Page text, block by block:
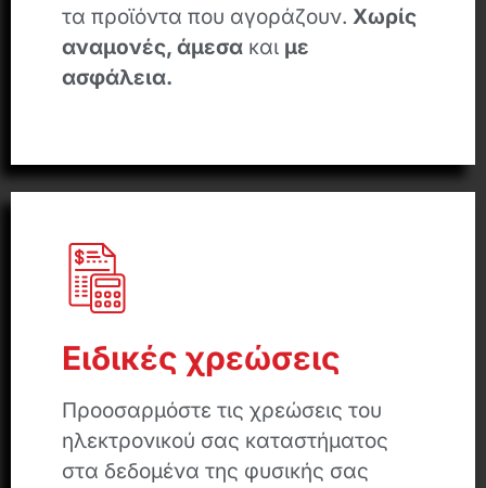
τα προϊόντα που αγοράζουν.Χωρίς
αναμονές, άμεσα και με
ασφάλεια.
Ειδικές χρεώσεις
Προοσαρμόστε τις χρεώσεις του
ηλεκτρονικού σας καταστήματος
στα δεδομένα της φυσικής σας